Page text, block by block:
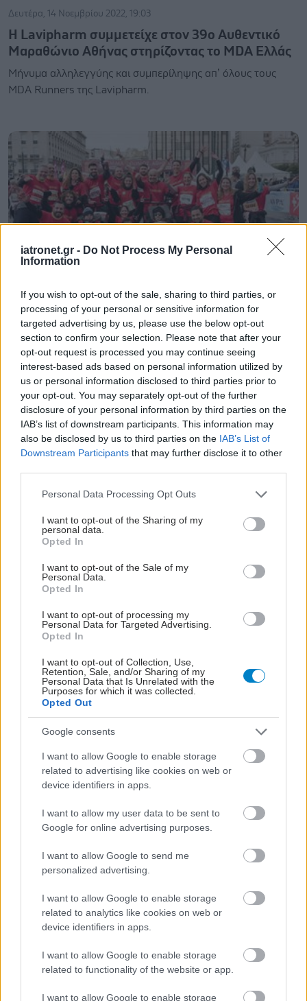
iatronet.gr - Do Not Process My Personal
Information
If you wish to opt-out of the sale, sharing to third parties, or
processing of your personal or sensitive information for
targeted advertising by us, please use the below opt-out
section to confirm your selection. Please note that after your
opt-out request is processed you may continue seeing
interest-based ads based on personal information utilized by
us or personal information disclosed to third parties prior to
your opt-out. You may separately opt-out of the further
disclosure of your personal information by third parties on the
IAB’s list of downstream participants. This information may
also be disclosed by us to third parties on the IAB’s List of
Downstream Participants that may further disclose it to other
Please note that this website/app uses one or more Google
not limited to your visit or usage behaviour. You may click to
grant or deny consent to Google and its third-party tags to
use your data for below specified purposes in below Google
consent section.
Personal Data Processing Opt Outs
I want to opt-out of the Sharing of my
personal data.
Opted In
I want to opt-out of the Sale of my
Personal Data.
Opted In
I want to opt-out of processing my
Personal Data for Targeted Advertising.
Opted In
I want to opt-out of Collection, Use,
Retention, Sale, and/or Sharing of my
Personal Data that Is Unrelated with the
Purposes for which it was collected.
Opted Out
Google consents
I want to allow Google to enable storage
related to advertising like cookies on web or
device identifiers in apps.
I want to allow my user data to be sent to
Google for online advertising purposes.
I want to allow Google to send me
personalized advertising.
I want to allow Google to enable storage
related to analytics like cookies on web or
device identifiers in apps.
I want to allow Google to enable storage
related to functionality of the website or app.
I want to allow Google to enable storage
Δευτέρα, 14 Νοεμβρίου 2022, 19:03
H Lavipharm συμμετείχε στον 39ο Αυθεντικό
Μαραθώνιο Αθήνας στηρίζοντας το MDA Ελλάς
Μήνυμα αλληλεγγύης και συμπερίληψης απ’ όλους τους
MDA Runners της Lavipharm.
Πέμπτη, 24 Μαρτίου 2022, 17:21
Lavipharm: Χορηγός του MDA Ελλάς στον 10ο
Ημιμαραθώνιο Αθήνας 2022
Οι εργαζόμενοι της Lavipharm συμμετέχουν παραδοσιακά
στο δρομικό αυτό γεγονός μεταδίδοντας πιστά το μήνυμα
«δεν έχει σημασία πώς τρέχεις, αλλά γιατί!».